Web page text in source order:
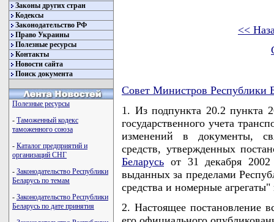
Законы других стран
Кодексы
Законодательство РФ
Право Украины
Полезные ресурсы
Контакты
Новости сайта
Поиск документа
Полезные ресурсы
- Таможенный кодекс
таможенного союза
- Каталог предприятий и
организаций СНГ
- Законодательство Республики
Беларусь по темам
- Законодательство Республики
Беларусь по дате принятия
<<
Совет Министров Республики
1. Из подпункта 20.2 пункта
государственного учета
изменений в документы,
средств, утвержденных
Беларусь от 31 декабря
выданных за пределами
средства и номерные
2. Настоящее постановление